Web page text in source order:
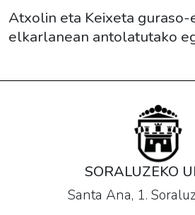
Atxolin eta Keixeta
elkarlanean antolatutako
SORALUZEKO
Santa Ana, 1.